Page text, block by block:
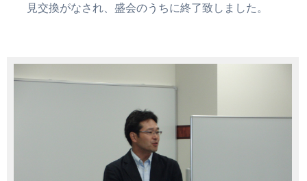
見交換がなされ、盛会のうちに終了致しました。